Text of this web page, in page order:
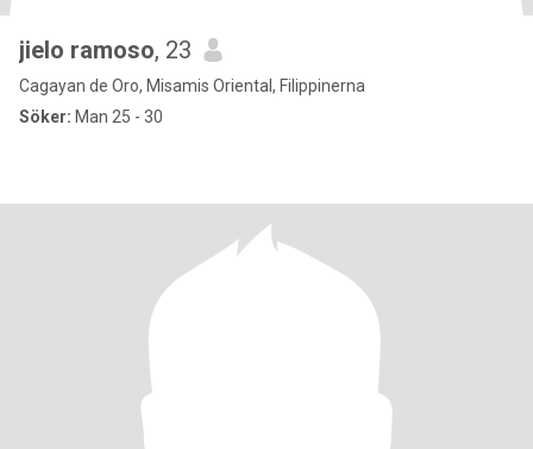
jielo ramoso, 23
Cagayan de Oro, Misamis Oriental, Filippinerna
Söker: Man 25 - 30